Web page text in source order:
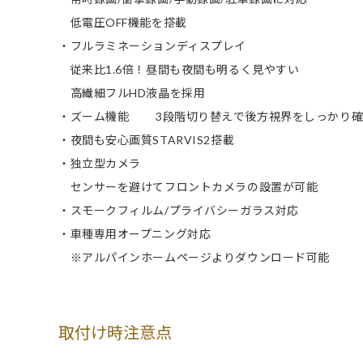
低電圧OFF機能を搭載
・フルラミネーションディスプレイ
従来比1.6倍！昼間も夜間も明るく見やすい
高繊細フルHD液晶を採用
・ズーム機能 3段階切り替えで後方視界をしっかり
・夜間も安心画質STARVIS2搭載
・独立型カメラ
センサーを避けてフロントカメラの設置が可能
・スモークフィルム/プライバシーガラス対応
・車種専用オープニング対応
※アルパインホームページよりダウンロード可能
取付け時注意点